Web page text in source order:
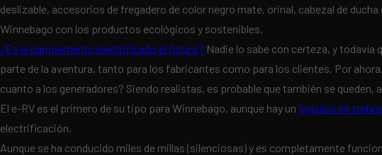
deslizable, accesorios de fregadero de color negro mate, orinal, cabezal de
Winnebago con los productos ecológicos y sostenibles.
¿Es el campamento electrificado el futuro? Nadie lo sabe con certeza, y
parte de la aventura, tanto para los fabricantes como para los clientes. Por
cuanto a los generadores? Siendo realistas, es probable que también se queden,
El e-RV es el primero de su tipo para Winnebago, aunque hay un impulso en toda
electrificación.
Aunque se ha conducido miles de millas (silenciosas) y es completamente